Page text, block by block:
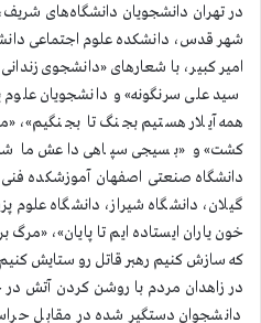
در تهران دانشجویان دانشگاه‌های
شهر قدس، دانشکده علوم اجتماعی
امیر کبیر، با شعارهای «دانشجوی
سید علی سرنگونه» و دانشجویان علوم
همه آیلار هستیم بجنگ تا
کشت» و «بسیجی سپاهی داعش ما
دانشگاه صنعتی اصفهان آموزشکده
گیلان، دانشگاه شیراز، دانشگاه
خون یاران ایستاده ایم تا پایان»،
که سازش کنیم رهبر قاتل رو ستایش
در زاهدان مردم با روشن کردن آتش در
دانشجوان دستگیر شده در مقابل